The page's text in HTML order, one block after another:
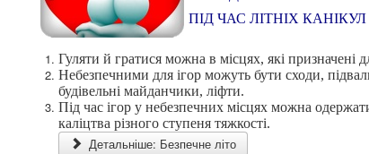
ПІД ЧАС ЛІТНІХ КАНІКУЛ
Гуляти й гратися можна в місцях, які призначені
Небезпечними для ігор можуть бути сходи,
будівельні майданчики, ліфти.
Під час ігор у небезпечних місцях можна
каліцтва різного ступеня тяжкості.
Детальніше: Безпечне літо